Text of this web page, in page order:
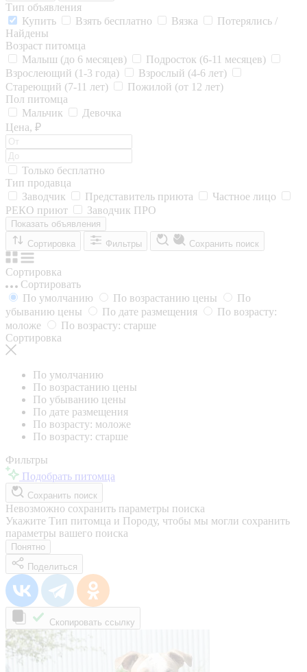
Тип объявления
Купить
Взять бесплатно Вязка
Потерялись /
Найдены
Возраст питомца
Малыш (до 6 месяцев)
Подросток (6-11 месяцев)
Взрослеющий (1-3 года)
Взрослый (4-6 лет)
Стареющий (7-11 лет)
Пожилой (от 12 лет)
Пол питомца
Мальчик
Девочка
Цена, ₽
Только бесплатно
Тип продавца
Заводчик
Представитель приюта
Частное лицо
РЕКО приют
Заводчик ПРО
Показать объявления
Сортировка
Фильтры Сохранить поиск
Сортировка
Сортировать
По умолчанию
По возрастанию цены
По
убыванию цены
По дате размещения
По возрасту:
моложе
По возрасту: старше
Сортировка
По умолчанию
По возрастанию цены
По убыванию цены
По дате размещения
По возрасту: моложе
По возрасту: старше
Фильтры
Подобрать питомца
Сохранить поиск
Невозможно сохранить параметры поиска
Укажите Тип питомца и Породу, чтобы мы могли сохранить
параметры вашего поиска
Понятно
Поделиться
Скопировать ссылку